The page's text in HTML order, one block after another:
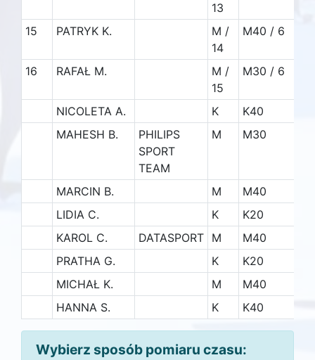
13
15 PATRYK K.
M /
14
M40 / 6
16 RAFAŁ M.
M /
15
M30 / 6
NICOLETA A. K
K40
MAHESH B.
PHILIPS
SPORT
TEAM
M M30
MARCIN B. M
M40
LIDIA C.
K
K20
KAROL C.
DATASPORT M
M40
PRATHA G.
K
K20
MICHAŁ K.
M
M40
HANNA S.
K K40
Wybierz sposób pomiaru czasu: